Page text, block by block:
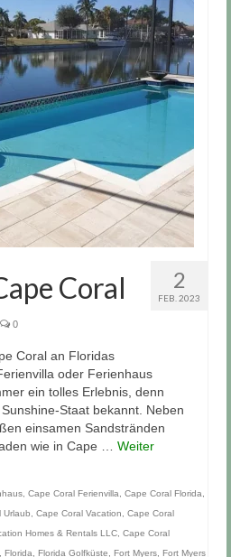
2
FEB. 2023
Coral
0
Coral an Floridas
oder Ferienhaus
ein tolles Erlebnis, denn
Staat bekannt. Neben
einsamen Sandstränden
wie in Cape … Weiter
Cape Coral Ferienvilla Cape Coral Florida
Urlaub Cape Coral Vacation
Cape Coral
Homes & Rentals LLC Cape Coral
Florida Florida Golfküste Fort Myers Fort Myers